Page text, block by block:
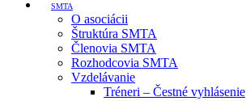
SMTA
O asociácii
Štruktúra SMTA
Členovia SMTA
Rozhodcovia SMTA
Vzdelávanie
Tréneri – Čestné vyhlásenie